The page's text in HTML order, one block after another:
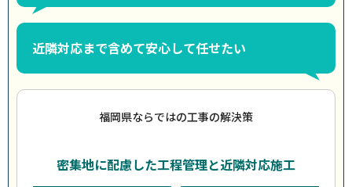
近隣対応まで含めて安心して任せたい
福岡県ならではの工事の解決策
密集地に配慮した工程管理と近隣対応施工